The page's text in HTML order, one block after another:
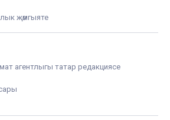
җәмгыяте
агентлыгы татар редакциясе